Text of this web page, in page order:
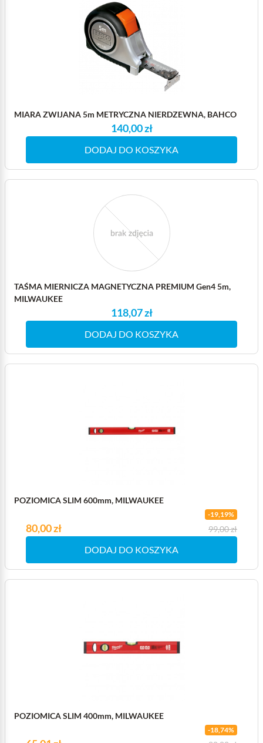
MIARA ZWIJANA 5m METRYCZNA NIERDZEWNA, BAHCO
140,00 zł
DODAJ DO KOSZYKA
TAŚMA MIERNICZA MAGNETYCZNA PREMIUM Gen4 5m,
MILWAUKEE
118,07 zł
DODAJ DO KOSZYKA
POZIOMICA SLIM 600mm, MILWAUKEE
-19,19%
Cena
80,00 zł
Cena podstawowa 99,00 zł
DODAJ DO KOSZYKA
POZIOMICA SLIM 400mm, MILWAUKEE
-18,74%